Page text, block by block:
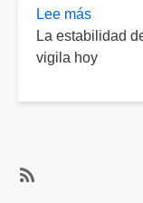
Lee más
Bajo
lupa
la
La estabilidad
vigila hoy